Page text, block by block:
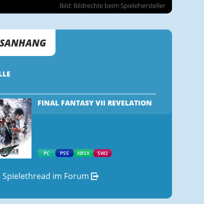
Bild: Bildrechte beim Spielehersteller
FINAL FANTASY VII REVELATION
PC PS5 XBSX SW2
Spielethread im Forum